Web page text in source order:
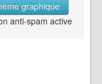
graphique
anti-spam active